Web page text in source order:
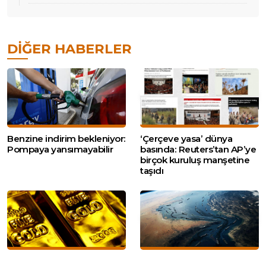
DIĞER HABERLER
Benzine indirim bekleniyor:
Pompaya yansımayabilir
‘Çerçeve yasa’ dünya
basında: Reuters’tan AP’ye
birçok kuruluş manşetine
taşıdı